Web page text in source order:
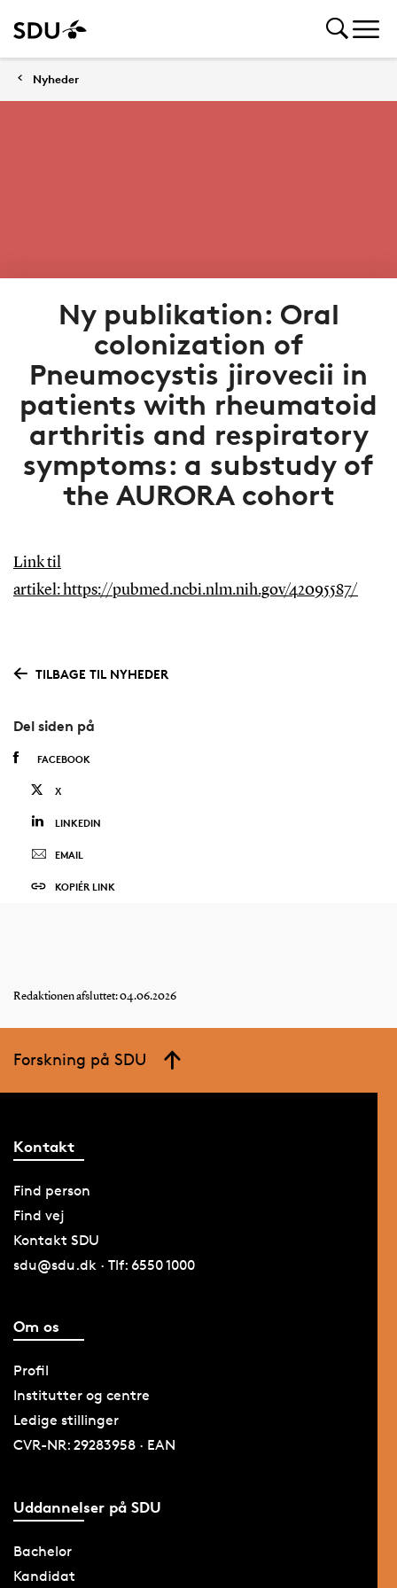
Nyheder
Ny publikation: Oral
colonization of
Pneumocystis jirovecii in
patients with rheumatoid
arthritis and respiratory
symptoms: a substudy of
the AURORA cohort
Link til
artikel: https://pubmed.ncbi.nlm.nih.gov/42095587/
TILBAGE TIL NYHEDER
Del siden på
FACEBOOK
X
LINKEDIN
EMAIL
KOPIÉR LINK
Redaktionen afsluttet: 04.06.2026
Forskning på SDU
Kontakt
Find person
Find vej
Kontakt SDU
sdu@sdu.dk · Tlf: 6550 1000
Om os
Profil
Institutter og centre
Ledige stillinger
CVR-NR: 29283958 · EAN
Uddannelser på SDU
Bachelor
Kandidat